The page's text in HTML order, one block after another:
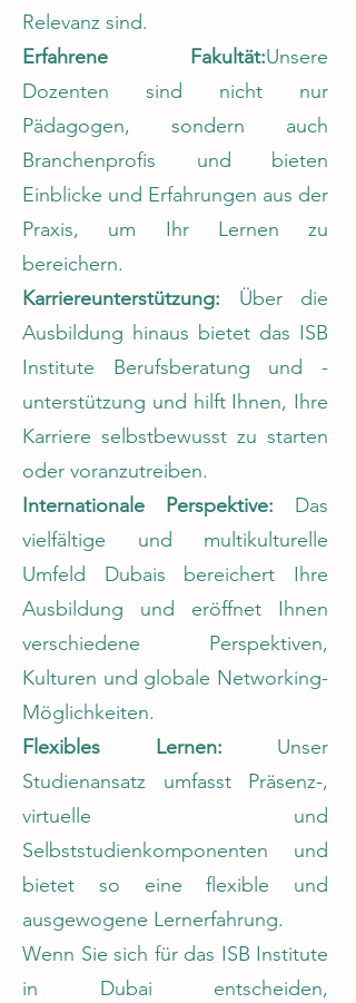
Relevanz sind.
Erfahrene Fakultät:Unsere
Dozenten sind nicht nur
Pädagogen, sondern auch
Branchenprofis und bieten
Einblicke und Erfahrungen aus der
Praxis, um Ihr Lernen zu
bereichern.
Karriereunterstützung: Über die
Ausbildung hinaus bietet das ISB
Institute Berufsberatung und -
unterstützung und hilft Ihnen, Ihre
Karriere selbstbewusst zu starten
oder voranzutreiben.
Internationale Perspektive: Das
vielfältige und multikulturelle
Umfeld Dubais bereichert Ihre
Ausbildung und eröffnet Ihnen
verschiedene Perspektiven,
Kulturen und globale Networking-
Möglichkeiten.
Flexibles Lernen: Unser
Studienansatz umfasst Präsenz-,
virtuelle und
Selbststudienkomponenten und
bietet so eine flexible und
ausgewogene Lernerfahrung.
Wenn Sie sich für das ISB Institute
in Dubai entscheiden,